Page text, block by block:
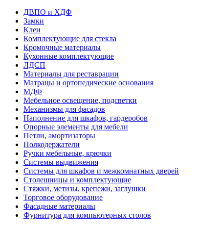
ДВПО и ХДФ
Замки
Клеи
Комплектующие для стекла
Кромочные материалы
Кухонные комплектующие
ЛДСП
Материалы для реставрации
Матрацы и ортопедические основания
МДФ
Мебельное освещение, подсветки
Механизмы для фасадов
Наполнение для шкафов, гардеробов
Опорные элементы для мебели
Петли, амортизаторы
Полкодержатели
Ручки мебельные, крючки
Системы выдвижения
Системы для шкафов и межкомнатных дверей
Столешницы и комплектующие
Стяжки, метизы, крепежи, заглушки
Торговое оборудование
Фасадные материалы
Фурнитура для компьютерных столов